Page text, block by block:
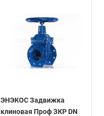
ЭНЭКОС Задвижка
клиновая Проф ЗКР DN